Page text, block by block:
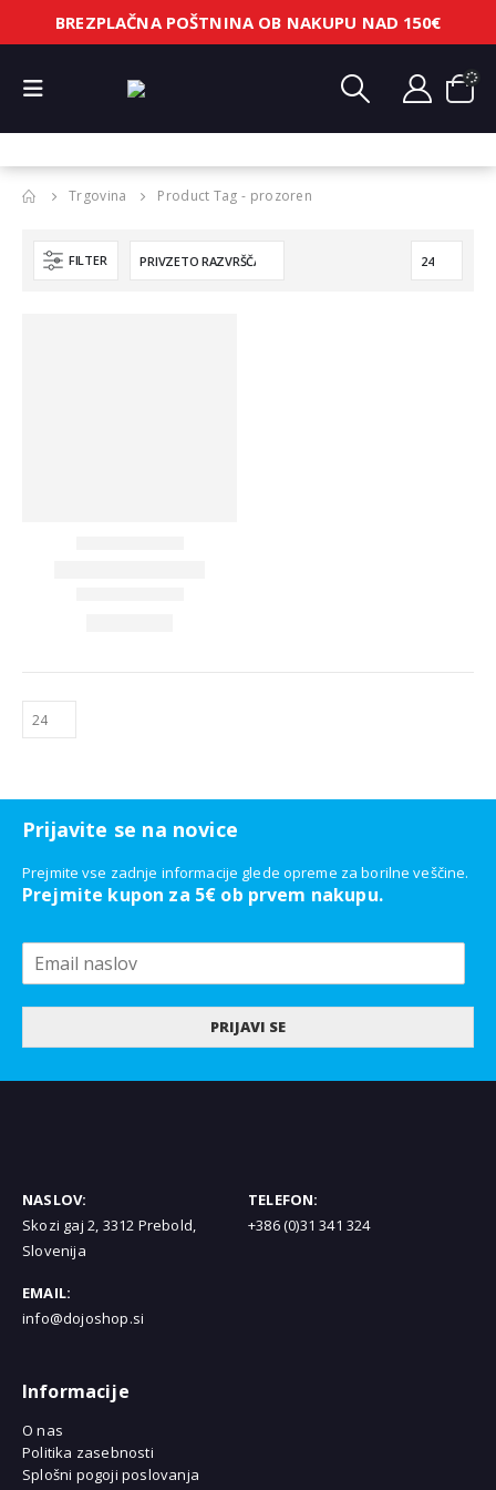
BREZPLAČNA POŠTNINA OB NAKUPU NAD 150€
Trgovina Product Tag - prozoren
FILTER
Prijavite se na novice
Prejmite vse zadnje informacije glede opreme za borilne veščine.
Prejmite kupon za 5€ ob prvem nakupu.
PRIJAVI SE
NASLOV:
Skozi gaj 2, 3312 Prebold,
Slovenija
TELEFON:
+386 (0)31 341 324
EMAIL:
info@dojoshop.si
Informacije
O nas
Politika zasebnosti
Splošni pogoji poslovanja